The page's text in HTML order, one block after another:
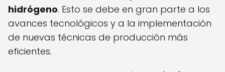
hidrógeno. Esto se debe en gran parte a los
avances tecnológicos y a la implementación
de nuevas técnicas de producción más
eficientes.